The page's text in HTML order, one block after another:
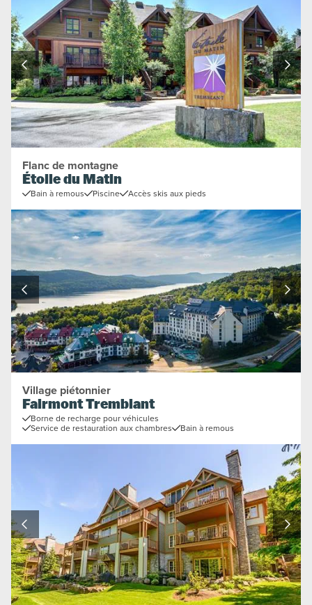
Flanc de montagne
Étoile du Matin
Bain à remous Piscine Accès skis aux pieds
Village piétonnier
Fairmont Tremblant
Borne de recharge pour véhicules
Service de restauration aux chambres Bain à remous